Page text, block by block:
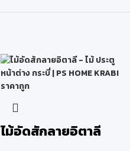
ไม้อัดสักลายอิตาลี